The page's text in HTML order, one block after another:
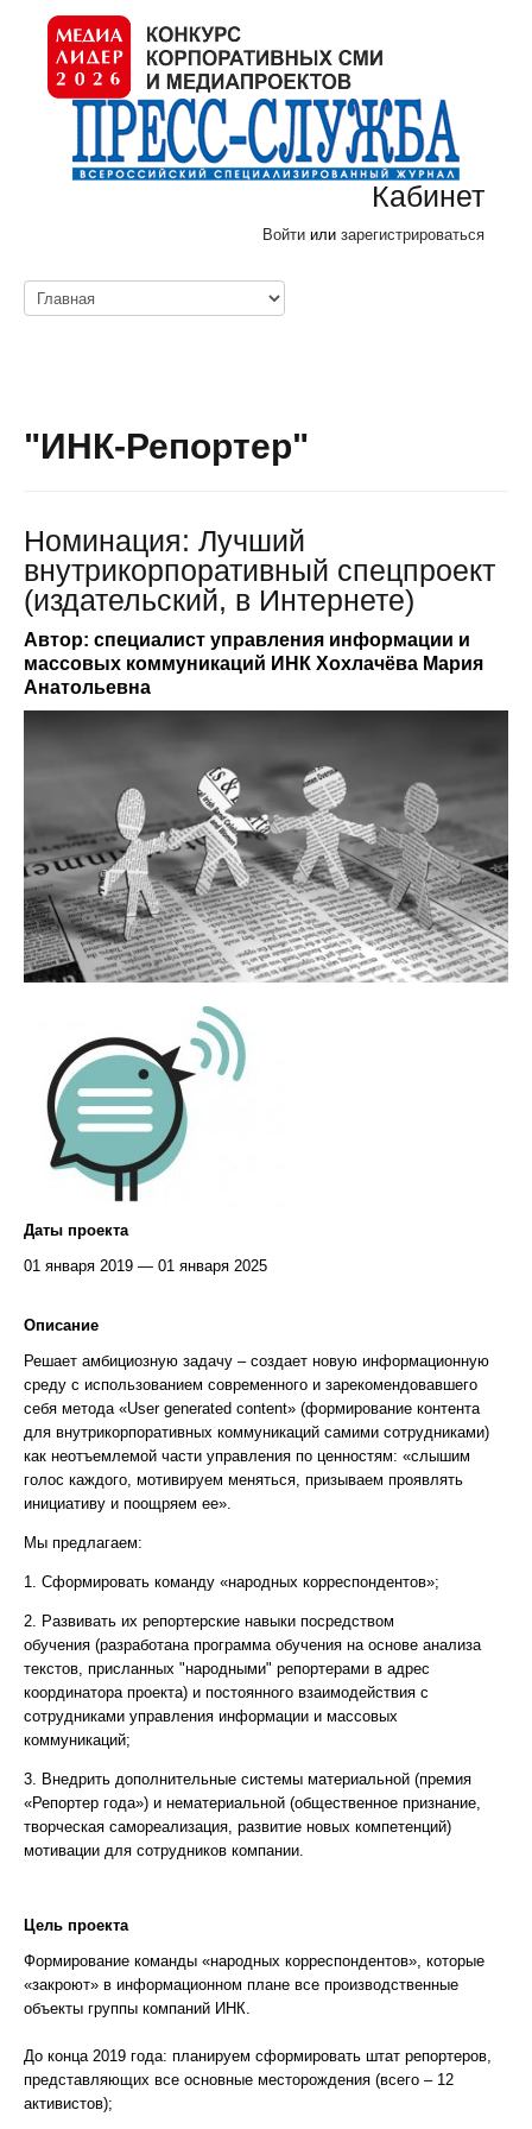
Кабинет
Войти или зарегистрироваться
"ИНК-Репортер"
Номинация: Лучший
внутрикорпоративный спецпроект
(издательский, в Интернете)
Автор: специалист управления информации и
массовых коммуникаций ИНК Хохлачёва Мария
Анатольевна
Даты проекта
01 января 2019 — 01 января 2025
Описание
Решает амбициозную задачу – создает новую информационную
среду с использованием современного и зарекомендовавшего
себя метода «User generated content» (формирование контента
для внутрикорпоративных коммуникаций самими сотрудниками)
как неотъемлемой части управления по ценностям: «слышим
голос каждого, мотивируем меняться, призываем проявлять
инициативу и поощряем ее».
Мы предлагаем:
1. Сформировать команду «народных корреспондентов»;
2. Развивать их репортерские навыки посредством
обучения (разработана программа обучения на основе анализа
текстов, присланных "народными" репортерами в адрес
координатора проекта) и постоянного взаимодействия с
сотрудниками управления информации и массовых
коммуникаций;
3. Внедрить дополнительные системы материальной (премия
«Репортер года») и нематериальной (общественное признание,
творческая самореализация, развитие новых компетенций)
мотивации для сотрудников компании.
Цель проекта
Формирование команды «народных корреспондентов», которые
«закроют» в информационном плане все производственные
объекты группы компаний ИНК.
До конца 2019 года: планируем сформировать штат репортеров,
представляющих все основные месторождения (всего – 12
активистов);